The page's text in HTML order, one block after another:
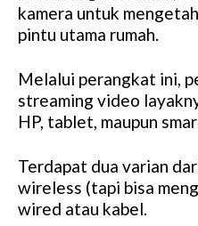
kamera untuk
pintu utama rumah.
Melalui perangkat ini,
streaming video
HP, tablet, maupun
Terdapat dua varian
wireless (tapi bisa
wired atau kabel.